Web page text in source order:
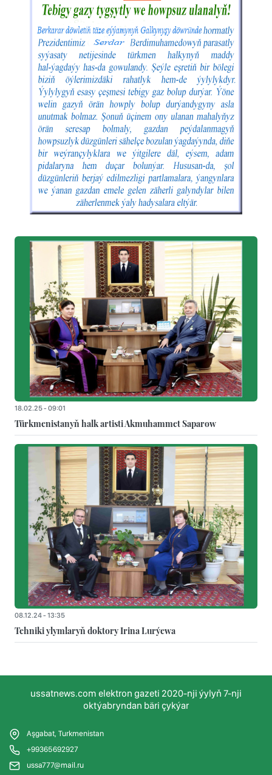
18.02.25 - 09:01
Türkmenistanyň halk artisti Akmuhammet Saparow
08.12.24 - 13:35
Tehniki ylymlaryň doktory Irina Lurýewa
ussatnews.com elektron gazeti 2020-nji ýylyň 7-nji
oktýabryndan bäri çykýar
Aşgabat, Turkmenistan
+99365692927
ussa777@mail.ru